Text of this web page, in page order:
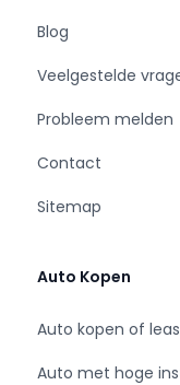
Blog
Veelgestelde
Probleem melden
Contact
Sitemap
Auto Kopen
Auto kopen of
Auto met hoge